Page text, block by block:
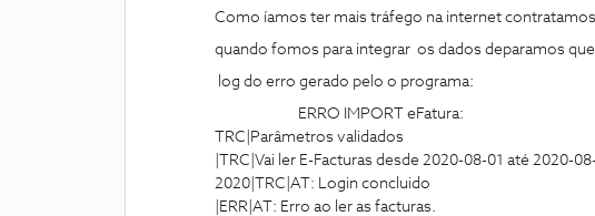
Como íamos ter mais tráfego na internet
quando fomos para integrar os dados deparamos
log do erro gerado pelo o programa:
ERRO IMPORT eFatura:
TRC|Parâmetros validados
|TRC|Vai ler E-Facturas desde 2020-08-01 até 2020-
2020|TRC|AT: Login concluido
|ERR|AT: Erro ao ler as facturas.